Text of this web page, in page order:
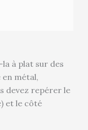
à plat sur des
métal,
devez repérer le
et le côté